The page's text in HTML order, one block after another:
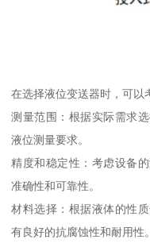
在选择液位变送器时，可以
测量范围：根据实际需求
液位测量要求。
精度和稳定性：考虑设备
准确性和可靠性。
材料选择：根据液体的性
有良好的抗腐蚀性和耐用性。